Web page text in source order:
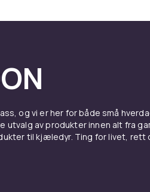
hverdagslige uhell.
slanke profil, eller
hele utvalget av
og vi er her for både små
utvalg av produkter innen alt fra
til kjæledyr. Ting for livet, rett